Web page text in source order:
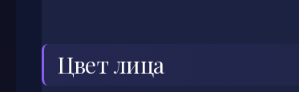
Цвет лица